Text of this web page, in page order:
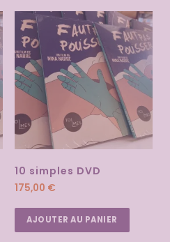
10 simples DVD
175,00 €
AJOUTER AU PANIER